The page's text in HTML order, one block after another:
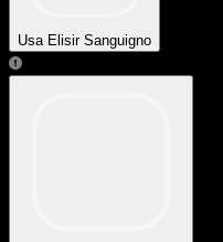
Usa Elisir Sanguigno